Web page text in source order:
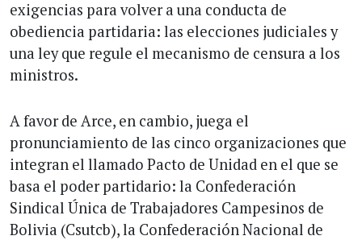
exigencias para volver a una conducta de
obediencia partidaria: las elecciones judiciales y
una ley que regule el mecanismo de censura a los
ministros.
A favor de Arce, en cambio, juega el
pronunciamiento de las cinco organizaciones que
integran el llamado Pacto de Unidad en el que se
basa el poder partidario: la Confederación
Sindical Única de Trabajadores Campesinos de
Bolivia (Csutcb), la Confederación Nacional de